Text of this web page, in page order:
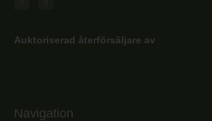
Auktoriserad återförsäljare av
Navigation